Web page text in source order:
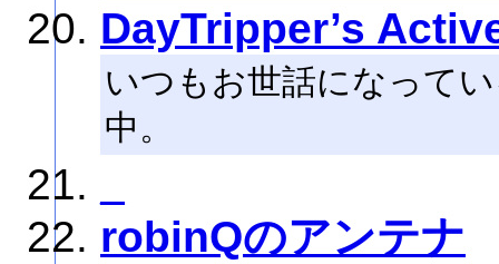
DayTripper’s
いつもお世話になって
中。
robinQのアンテナ